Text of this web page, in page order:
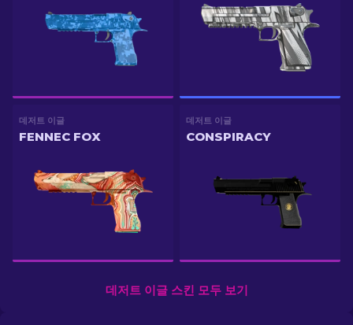
데저트 이글
FENNEC FOX
데저트 이글
CONSPIRACY
데저트 이글 스킨 모두 보기